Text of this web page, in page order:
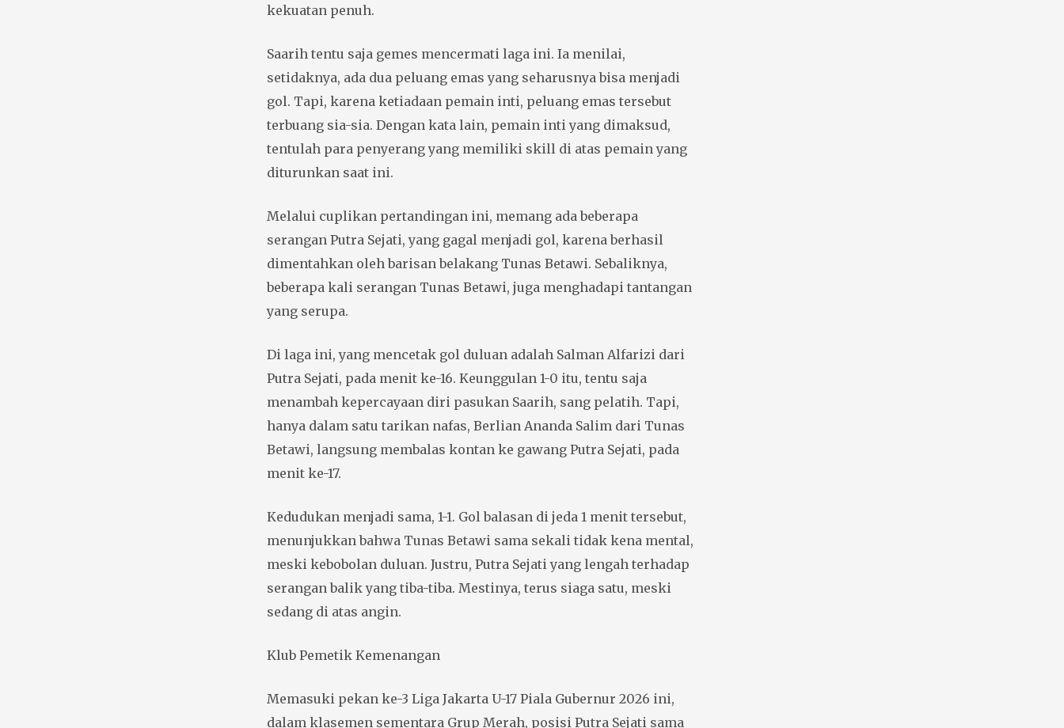
kekuatan penuh.
Saarih tentu saja gemes mencermati laga ini. Ia menilai,
setidaknya, ada dua peluang emas yang seharusnya bisa menjadi
gol. Tapi, karena ketiadaan pemain inti, peluang emas tersebut
terbuang sia-sia. Dengan kata lain, pemain inti yang dimaksud,
tentulah para penyerang yang memiliki skill di atas pemain yang
diturunkan saat ini.
Melalui cuplikan pertandingan ini, memang ada beberapa
serangan Putra Sejati, yang gagal menjadi gol, karena berhasil
dimentahkan oleh barisan belakang Tunas Betawi. Sebaliknya,
beberapa kali serangan Tunas Betawi, juga menghadapi tantangan
yang serupa.
Di laga ini, yang mencetak gol duluan adalah Salman Alfarizi dari
Putra Sejati, pada menit ke-16. Keunggulan 1-0 itu, tentu saja
menambah kepercayaan diri pasukan Saarih, sang pelatih. Tapi,
hanya dalam satu tarikan nafas, Berlian Ananda Salim dari Tunas
Betawi, langsung membalas kontan ke gawang Putra Sejati, pada
menit ke-17.
Kedudukan menjadi sama, 1-1. Gol balasan di jeda 1 menit tersebut,
menunjukkan bahwa Tunas Betawi sama sekali tidak kena mental,
meski kebobolan duluan. Justru, Putra Sejati yang lengah terhadap
serangan balik yang tiba-tiba. Mestinya, terus siaga satu, meski
sedang di atas angin.
Klub Pemetik Kemenangan
Memasuki pekan ke-3 Liga Jakarta U-17 Piala Gubernur 2026 ini,
dalam klasemen sementara Grup Merah, posisi Putra Sejati sama